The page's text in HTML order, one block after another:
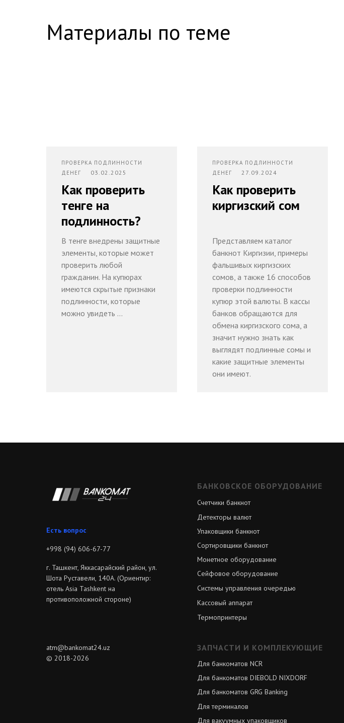
Материалы по теме
ПРОВЕРКА ПОДЛИННОСТИ
ДЕНЕГ
03.02.2025
Как проверить
тенге на
подлинность?
В тенге внедрены защитные
элементы, которые может
проверить любой
гражданин. На купюрах
имеются скрытые признаки
подлинности, которые
можно увидеть ...
ПРОВЕРКА ПОДЛИННОСТИ
ДЕНЕГ
27.09.2024
Как проверить
киргизский сом
Представляем каталог
банкнот Киргизии, примеры
фальшивых киргизских
сомов, а также 16 способов
проверки подлинности
купюр этой валюты. В кассы
банков обращаются для
обмена киргизского сома, а
значит нужно знать как
выглядят подлинные сомы и
какие защитные элементы
они имеют.
БАНКОВСКОЕ ОБОРУДОВАНИЕ
Счетчики банкнот
ЗАПЧАСТИ И КОМПЛЕКУЮЩИЕ
Для банкоматов NCR
г. Ташкент, Яккасарайский район, ул.
Шота Руставели, 140А. (Ориентир:
отель Asia Tashkent на
противоположной стороне)
atm@bankomat24.uz
© 2018-2026
Зв|
+998 (94) 606-67-77
Детекторы валют
Упаковщики банкнот
Сортировщики банкнот
Монетное оборудование
Сейфовое оборудование
Для терминалов
Для банкоматов DIEBOLD NIXDORF
Для банкоматов GRG Banking
Для вакуумных упаковщиков
Системы управления очередью
Кассовый аппарат
Термопринтеры